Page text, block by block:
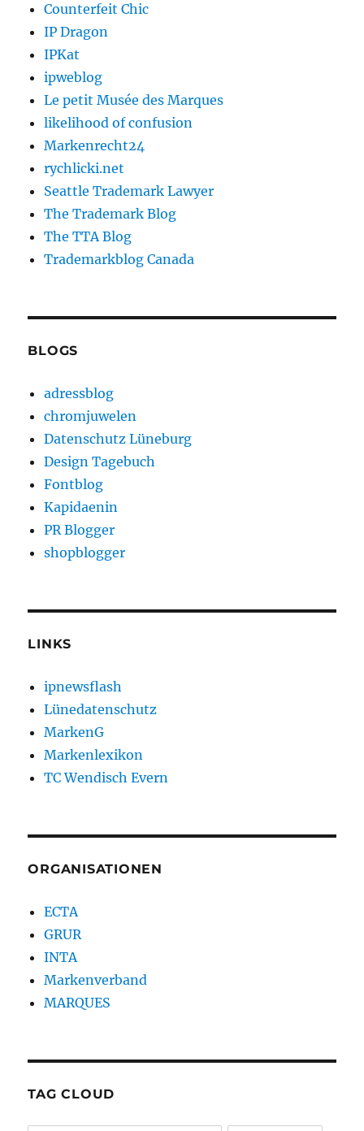
Counterfeit Chic
IP Dragon
IPKat
ipweblog
Le petit Musée des Marques
likelihood of confusion
Markenrecht24
rychlicki.net
Seattle Trademark Lawyer
The Trademark Blog
The TTA Blog
Trademarkblog Canada
BLOGS
adressblog
chromjuwelen
Datenschutz Lüneburg
Design Tagebuch
Fontblog
Kapidaenin
PR Blogger
shopblogger
LINKS
ipnewsflash
Lünedatenschutz
MarkenG
Markenlexikon
TC Wendisch Evern
ORGANISATIONEN
ECTA
GRUR
INTA
Markenverband
MARQUES
TAG CLOUD